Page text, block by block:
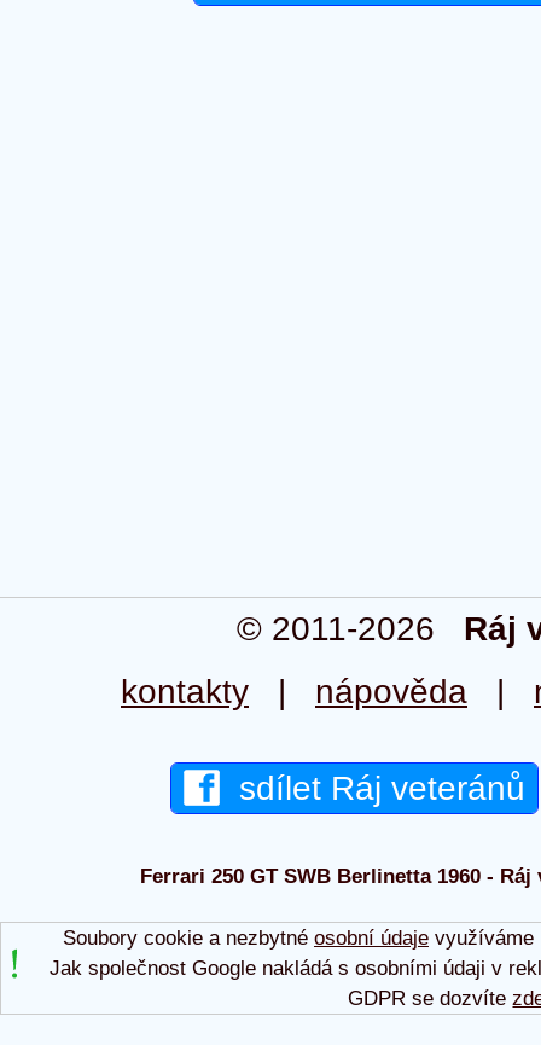
© 2011-2026 Ráj
kontakty | nápověda |
sdílet Ráj veteránů
Ferrari 250 GT SWB Berlinetta 1960 -
Soubory cookie a nezbytné osobní údajevyužíváme
Jak společnost Google nakládá s osobními údaji v
GDPR se dozvíte